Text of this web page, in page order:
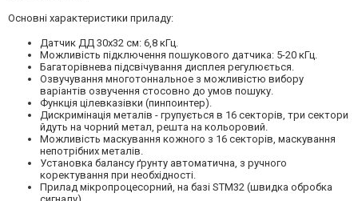
Основні характеристики приладу:
Датчик ДД 30х32 см: 6,8 кГц.
Можливість підключення пошукового датчика: 5-20 кГц.
Багаторівнева підсвічування дисплея регулюється.
Озвучування многотоннальное з можливістю вибору
варіантів озвучення стосовно до умов пошуку.
Функція цілевказівки (пинпоинтер).
Дискримінація металів - групується в 16 секторів, три сектори
йдуть на чорний метал, решта на кольоровий.
Можливість маскування кожного з 16 секторів, маскування
непотрібних металів.
Установка балансу ґрунту автоматична, з ручного
коректування при необхідності.
Прилад мікропроцесорний, на базі STM32 (швидка обробка